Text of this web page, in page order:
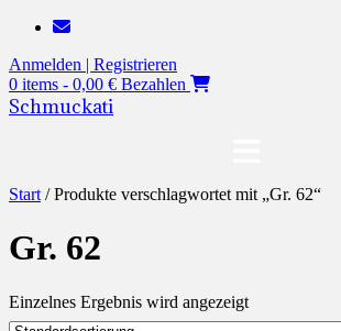
Zum
springen
Anmelden | Registrieren
0 items - 0,00 € Bezahlen
Schmuckati
Start / Produkte verschlagwortet mit „Gr. 62“
Gr. 62
Einzelnes Ergebnis wird angezeigt